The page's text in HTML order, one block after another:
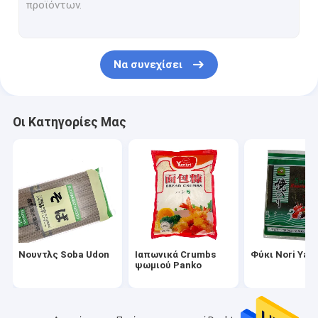
Ξίδι ρυζιού σουσιών
Σκόνη Dashi μελιού
Κατεψυγμένα φασόλια edamame
Ξηρό μανιτάρι Shiitake
Κονσερβοποιημένα λαχανικά φρούτων
Εξυπηρετώντας εργαλεία τροφίμων
Να συνεχίσει
Οι Κατηγορίες Μας
Νουντλς Soba Udon
Ιαπωνικά Crumbs
ψωμιού Panko
Φύκι Nori Yaki